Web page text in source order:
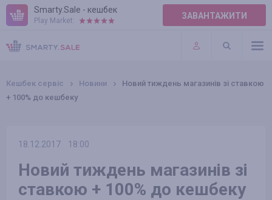
Smarty.Sale - кешбек
Play Market: ЗАВАНТАЖИТИ
ПРАВИЛА
ПЛАГІНИ
Кешбек сервіс Новини
Новий тиждень магазинів зі ставкою
+ 100% до кешбеку
18.12.2017 18:00
Новий тиждень магазинів зі
ставкою + 100% до кешбеку